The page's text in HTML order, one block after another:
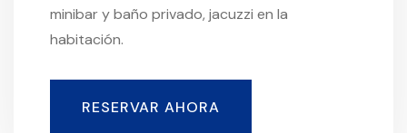
minibar y baño privado, jacuzzi en la
habitación.
RESERVAR AHORA